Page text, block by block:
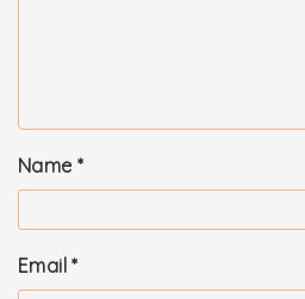
Name *
Email*